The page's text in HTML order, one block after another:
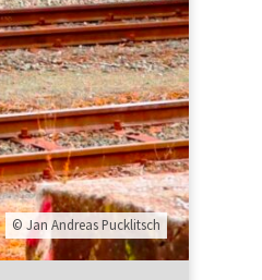
© Jan Andreas Pucklitsch